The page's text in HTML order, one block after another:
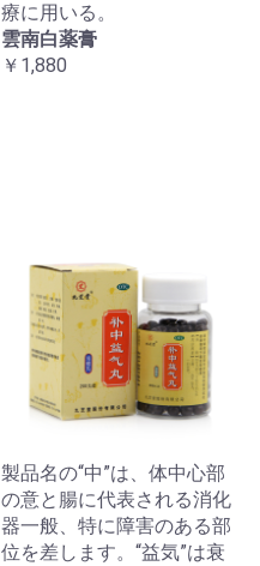
療に用いる。
雲南白薬膏
￥1,880
製品名の“中”は、体中心部
の意と腸に代表される消化
器一般、特に障害のある部
位を差します。“益気”は衰